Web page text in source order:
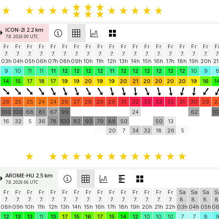
ICON-2I 2.2 km
7.8. 2026 00 UTC
Fr
7.
03h
Fr
7.
04h
Fr
7.
05h
Fr
7.
06h
Fr
7.
07h
Fr
7.
08h
Fr
7.
09h
Fr
7.
10h
Fr
7.
11h
Fr
7.
12h
Fr
7.
13h
Fr
7.
14h
Fr
7.
15h
Fr
7.
16h
Fr
7.
17h
Fr
7.
18h
Fr
7.
19h
Fr
7.
20h
7.
9
10 11 11 11 12 12 12 12 11 12 12 12 12 12 12 10 9
8
14
15 17 18 17 19 19 20 19 19 20 21 20 20 20 20 19 16
26 25 25 24 24 26 27 28 29 29 31 32 33 33 32 31 30 29
100
16
100
32
68
5
81
36
67
78
99
100
82 93 79
88
20
50
7
24
34 32
50
18
13
26
5
62
AROME-HU 2.5 km
7.8. 2026 06 UTC
Fr
7.
08h
Fr
7.
09h
Fr
7.
10h
Fr
7.
11h
Fr
7.
12h
Fr
7.
13h
Fr
7.
14h
Fr
7.
15h
Fr
7.
16h
Fr
7.
17h
Fr
7.
18h
Fr
7.
19h
Fr
7.
20h
Fr
7.
21h
Fr
7.
22h
Sa
8.
03h
Sa
8.
04h
Sa
8.
05h
12
13 13 11 13 17 15 16 17 15 14 12 10 10 10 7 7 8
9